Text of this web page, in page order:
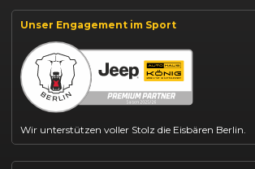
Suzuki Swift finanzieren
BYD Dolphin finanzieren
Kia Ceed finanzieren
Kia Sportage leasen
Mazda CX-30 finanzieren
Citroën C3 leasen
Unser Engagement im Sport
Wir unterstützen voller Stolz die Eisbären Berlin.